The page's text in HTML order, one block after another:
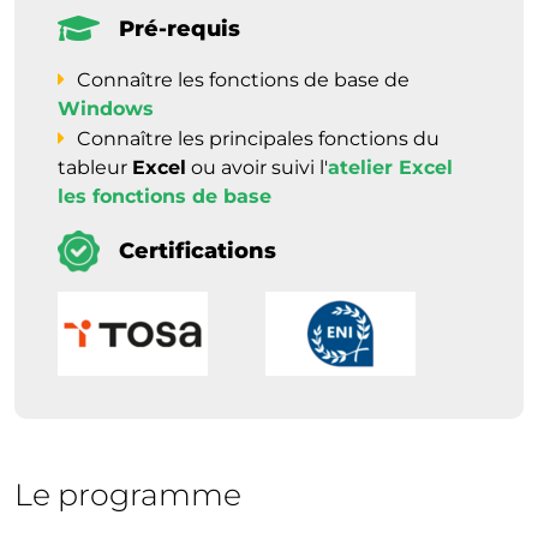
Pré-requis
Connaître les fonctions de base de
Windows
Connaître les principales fonctions du
tableur Excel ou avoir suivi l'atelier Excel
les fonctions de base
Certifications
Le programme